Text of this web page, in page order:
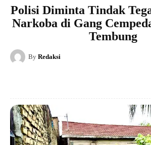
Polisi Diminta Tindak
Narkoba di Gang
Tembung
By Redaksi